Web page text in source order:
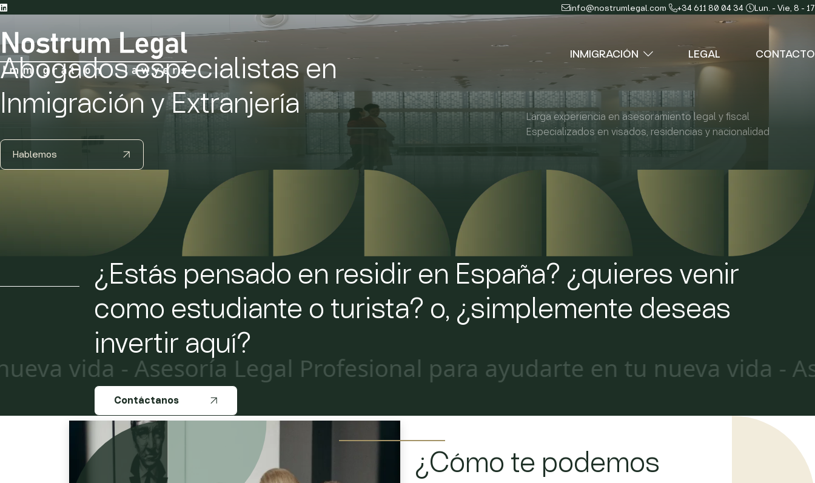
info@nostrumlegal.com +34 611 80 04 34 Lun. - Vie, 8 - 17
INMIGRACIÓN LEGAL CONTACTO
Inversores
Doc. identidad
Ciudadano UE
Otros servicios
Estudiantes, investigadores y más
Nacionalidad
Abogados especialistas en
Inmigración y Extranjería
Hablemos
Larga experiencia en asesoramiento legal y fiscal
Especializados en visados, residencias y nacionalidad
¿Estás pensado en residir en España? ¿quieres venir
como estudiante o turista? o, ¿simplemente deseas
invertir aquí?
Contáctanos
- Asesoría Legal Profesional para ayudarte en tu nueva vida -
¿Cómo te podemos